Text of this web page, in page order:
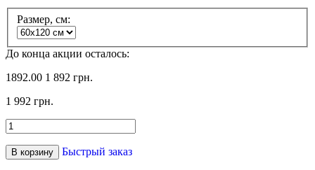
Размер, см:
До конца акции осталось:
1892.00 1 892 грн.
1 992 грн.
В корзину Быстрый заказ